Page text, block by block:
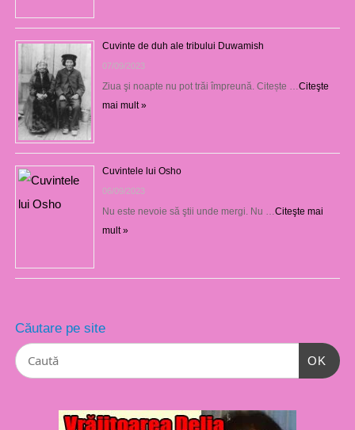
Cuvinte de duh ale tribului Duwamish
07/09/2023
Ziua şi noapte nu pot trăi împreună. Citește … Citeşte
mai mult »
Cuvintele lui Osho
06/09/2023
Nu este nevoie să ştii unde mergi. Nu … Citeşte mai
mult »
Căutare pe site
OK